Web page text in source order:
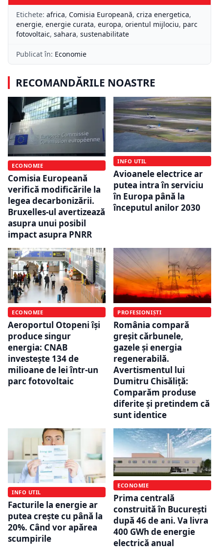
Etichete: africa, Comisia Europeană, criza energetica,
energie, energie curata, europa, orientul mijlociu, parc
fotovoltaic, sahara, sustenabilitate
Publicat în: Economie
RECOMANDĂRILE NOASTRE
ECONOMIE
Comisia Europeană
verifică modificările la
legea decarbonizării.
Bruxelles-ul avertizează
asupra unui posibil
impact asupra PNRR
INFO UTIL
Avioanele electrice ar
putea intra în serviciu
în Europa până la
începutul anilor 2030
ECONOMIE
Aeroportul Otopeni își
produce singur
energia: CNAB
investește 134 de
milioane de lei într-un
parc fotovoltaic
PROFESIONIȘTI
România compară
greșit cărbunele,
gazele și energia
regenerabilă.
Avertismentul lui
Dumitru Chisăliță:
Comparăm produse
diferite și pretindem că
sunt identice
INFO UTIL
Facturile la energie ar
putea crește cu până la
20%. Când vor apărea
scumpirile
ECONOMIE
Prima centrală
construită în București
după 46 de ani. Va livra
400 GWh de energie
electrică anual